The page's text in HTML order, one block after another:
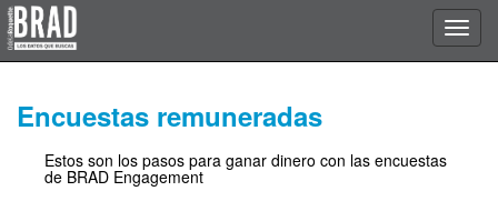
Encuestas remuneradas
Estos son los pasos para ganar dinero con las encuestas
de BRAD Engagement